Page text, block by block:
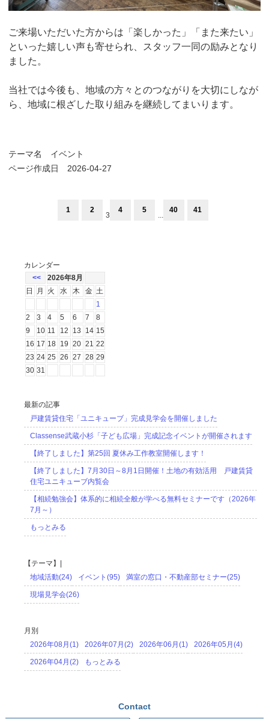
ご来場いただいた方からは「楽しかった」「また来たい」
といった嬉しい声も寄せられ、スタッフ一同の励みとなり
ました。
当社では今後も、地域の方々とのつながりを大切にしなが
ら、地域に根ざした取り組みを継続してまいります。
テーマ名 イベント
ページ作成日 2026-04-27
1 2
3
4 5
...
40 41
カレンダー
<<
2026年8月
日
月 火 水 木 金 土
1
2
3 4 5 6 7
8
9
10 11 12 13 14 15
16 17 18 19 20 21 22
23 24 25 26 27 28 29
30 31
最新の記事
戸建賃貸住宅「ユニキューブ」完成見学会を開催しました
Classense武蔵小杉「子ども広場」完成記念イベントが開催されます
【終了しました】第25回 夏休み工作教室開催します！
【終了しました】7月30日～8月1日開催！土地の有効活用 戸建賃貸
住宅ユニキューブ内覧会
【相続勉強会】体系的に相続全般が学べる無料セミナーです（2026年
7月～）
もっとみる
【テーマ】|
地域活動(24)
イベント(95) 満室の窓口・不動産部セミナー(25)
現場見学会(26)
月別
2026年08月(1)
2026年07月(2) 2026年06月(1) 2026年05月(4)
2026年04月(2) もっとみる
Contact